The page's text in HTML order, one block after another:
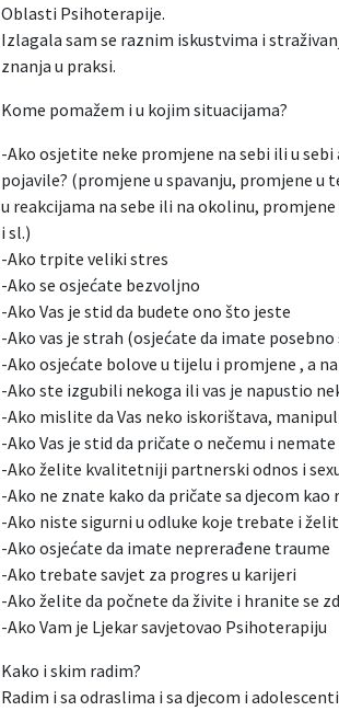
Oblasti Psihoterapije.
Izlagala sam se raznim iskustvima i
znanja u praksi.
Kome pomažem i u kojim situacijama?
-Ako osjetite neke promjene na sebi ili u
pojavile? (promjene u spavanju, promjene
u reakcijama na sebe ili na okolinu,
i sl.)
-Ako trpite veliki stres
-Ako se osjećate bezvoljno
-Ako Vas je stid da budete ono što jeste
-Ako vas je strah (osjećate da imate
-Ako osjećate bolove u tijelu i promjene , a
-Ako ste izgubili nekoga ili vas je napustio
-Ako mislite da Vas neko iskorištava,
-Ako Vas je stid da pričate o nečemu i
-Ako želite kvalitetniji partnerski odnos i
-Ako ne znate kako da pričate sa djecom
-Ako niste sigurni u odluke koje trebate i
-Ako osjećate da imate neprerađene traume
-Ako trebate savjet za progres u karijeri
-Ako želite da počnete da živite i hranite se
-Ako Vam je Ljekar savjetovao Psihoterapiju
Kako i skim radim?
Radim i sa odraslima i sa djecom i